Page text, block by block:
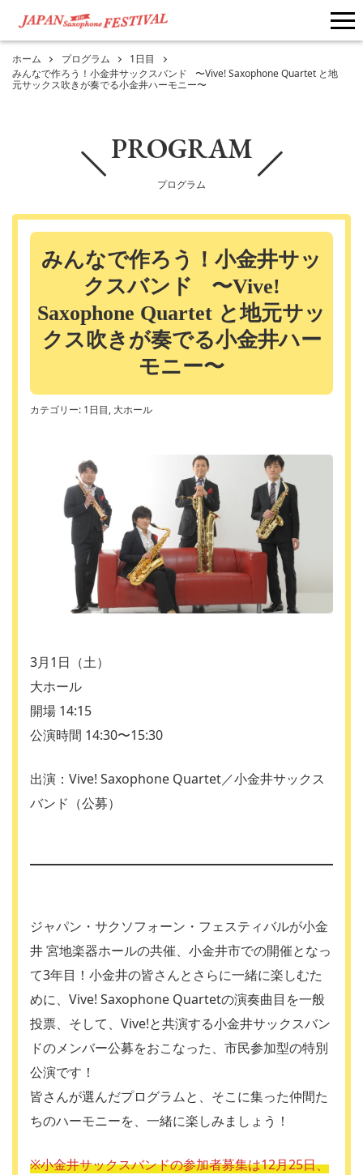
ホーム プログラム
1日目
みんなで作ろう！小金井サックスバンド 〜Vive! Saxophone Quartet と地
元サックス吹きが奏でる小金井ハーモニー〜
PROGRAM
プログラム
みんなで作ろう！小金井サッ
クスバンド 〜Vive!
Saxophone Quartet と地元サッ
クス吹きが奏でる小金井ハー
モニー〜
カテゴリー: 1日目 大ホール
3月1日（土）
大ホール
開場 14:15
公演時間 14:30〜15:30
出演：Vive! Saxophone Quartet／小金井サックス
バンド（公募）
ジャパン・サクソフォーン・フェスティバルが小金
井 宮地楽器ホールの共催、小金井市での開催となっ
て3年目！小金井の皆さんとさらに一緒に楽しむた
めに、Vive! Saxophone Quartetの演奏曲目を一般
投票、そして、Vive!と共演する小金井サックスバン
ドのメンバー公募をおこなった、市民参加型の特別
公演です！
皆さんが選んだプログラムと、そこに集った仲間た
ちのハーモニーを、一緒に楽しみましょう！
※小金井サックスバンドの参加者募集は12月25日、